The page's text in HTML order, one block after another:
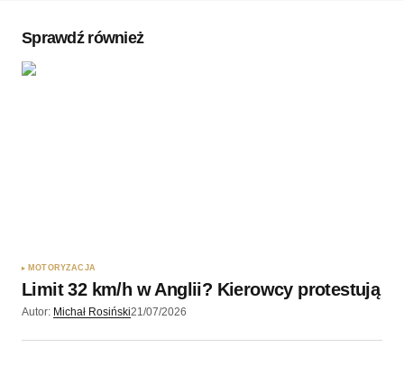
Sprawdź również
MOTORYZACJA
Limit 32 km/h w Anglii? Kierowcy protestują
Autor: Michał Rosiński21/07/2026